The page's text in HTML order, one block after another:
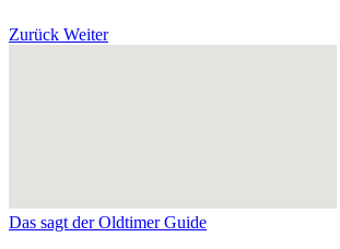
Zurück Weiter
Das sagt der Oldtimer Guide